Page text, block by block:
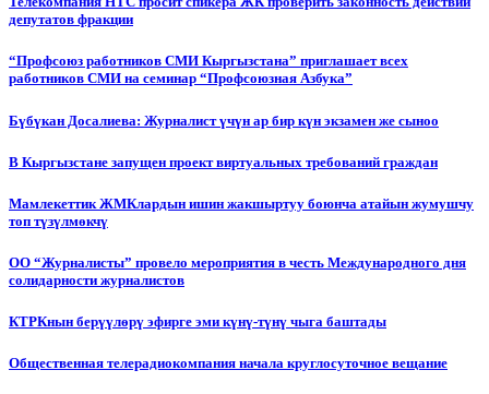
депутатов фракции
“Профсоюз работников СМИ Кыргызстана” приглашает всех
работников СМИ на семинар “Профсоюзная Азбука”
Бүбүкан Досалиева: Журналист үчүн ар бир күн экзамен же сыноо
В Кыргызстане запущен проект виртуальных требований граждан
Мамлекеттик ЖМКлардын ишин жакшыртуу боюнча атайын жумушчу
топ түзүлмөкчү
ОО “Журналисты” провело мероприятия в честь Международного дня
солидарности журналистов
КТРКнын берүүлөрү эфирге эми күнү-түнү чыга баштады
Общественная телерадиокомпания начала круглосуточное вещание